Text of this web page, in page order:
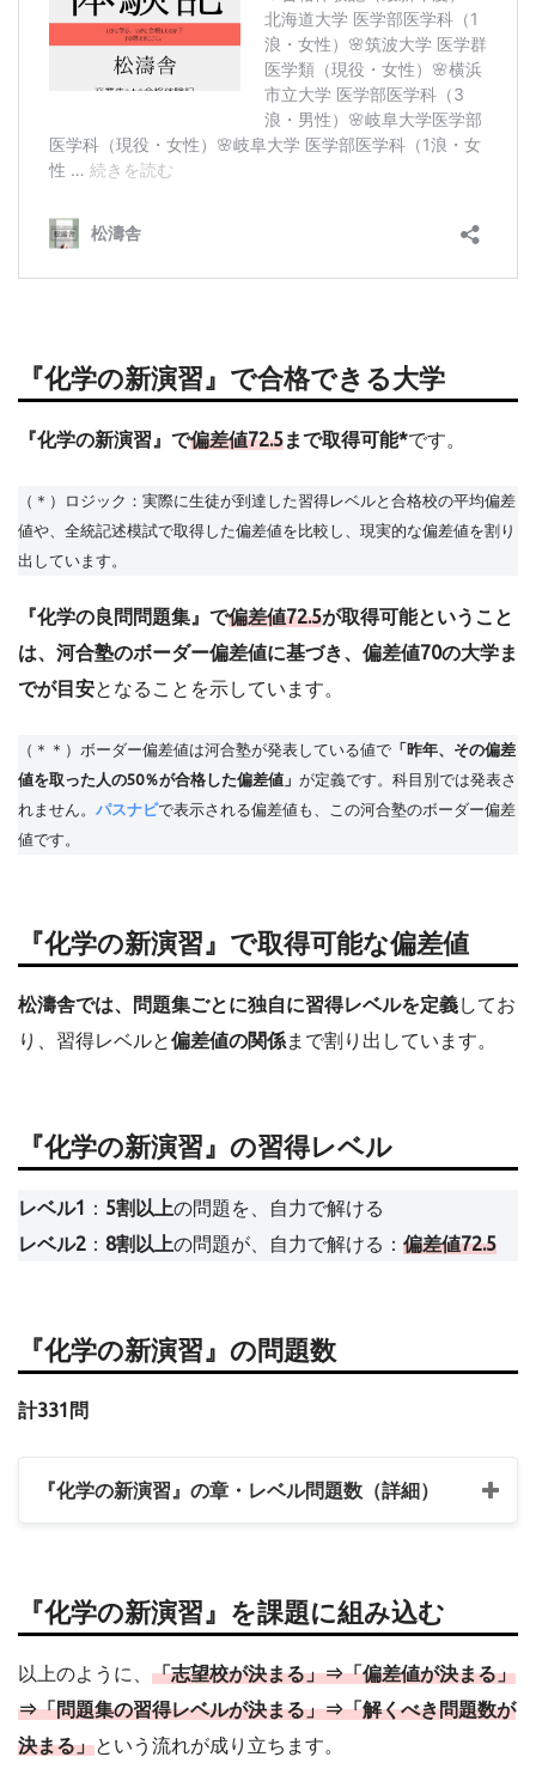
『化学の新演習』で合格できる大学
『化学の新演習』で偏差値72.5まで取得可能*です。
（＊）ロジック：実際に生徒が到達した習得レベルと合格校の平均偏差
値や、全統記述模試で取得した偏差値を比較し、現実的な偏差値を割り
出しています。
『化学の良問問題集』で偏差値72.5が取得可能ということ
は、河合塾のボーダー偏差値に基づき、偏差値70の大学ま
でが目安となることを示しています。
（＊＊）ボーダー偏差値は河合塾が発表している値で 「昨年、その偏差
値を取った人の50％が合格した偏差値」 が定義です。科目別では発表さ
れません。 パスナビで表示される偏差値も、この河合塾のボーダー偏差
値です。
『化学の新演習』で取得可能な偏差値
松濤舎では、問題集ごとに独自に習得レベルを定義してお
り、習得レベルと偏差値の関係まで割り出しています。
『化学の新演習』の習得レベル
レベル1 ： 5割以上の問題を、自力で解ける
レベル2 ： 8割以上の問題が、自力で解ける： 偏差値72.5
『化学の新演習』の問題数
計331問
『化学の新演習』の章・レベル問題数（詳細）
1. 物質の構造 36 16 16 4
2. 物質の状態 42 24 7
3. 物質の変化 88 30
『化学の新演習』を課題に組み込む
以上のように、 「志望校が決まる」⇒「偏差値が決まる」
⇒「問題集の習得レベルが決まる」⇒「解くべき問題数が
決まる」という流れが成り立ちます。